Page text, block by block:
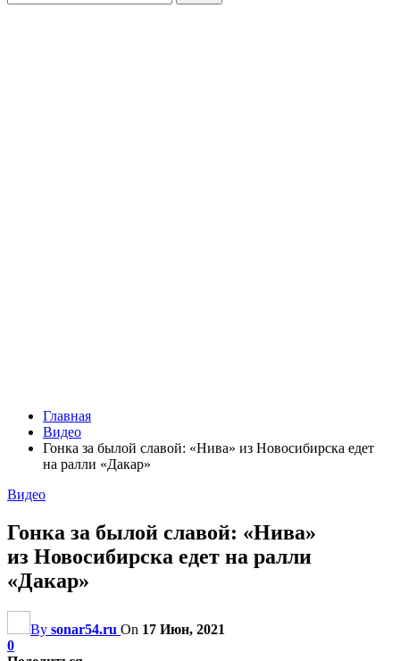
Главная
Видео
Гонка за былой славой: «Нива» из Новосибирска едет
на ралли «Дакар»
Видео
Гонка за былой славой: «Нива»
из Новосибирска едет на ралли
«Дакар»
By sonar54.ru On 17 Июн, 2021
0